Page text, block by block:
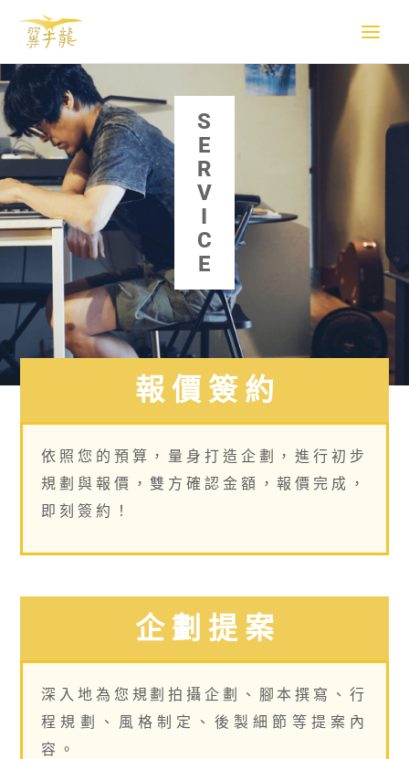
內
容
S
E
R
V
I
C
E
報 價 簽 約
依照您的預算，量身打造企劃，進行初步
規劃與報價，雙方確認金額，報價完成，
即刻簽約！
企 劃 提 案
深入地為您規劃拍攝企劃、腳本撰寫、行
程規劃、風格制定、後製細節等提案內
容。